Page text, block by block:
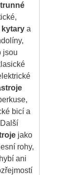
kytary a
jsou
bicí a
jako
rohy,
ani